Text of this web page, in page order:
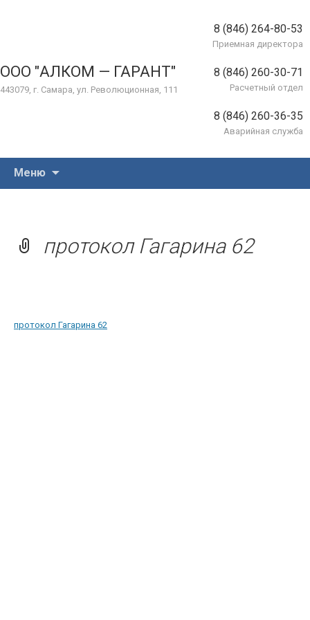
ООО "АЛКОМ — ГАРАНТ"
443079, г. Самара, ул. Революционная, 111
8 (846) 264-80-53
Приемная директора
8 (846) 260-30-71
Расчетный отдел
8 (846) 260-36-35
Аварийная служба
Меню
протокол Гагарина 62
протокол Гагарина 62